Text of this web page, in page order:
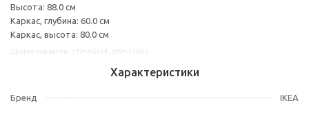
Высота: 88.0 см
Каркас, глубина: 60.0 см
Каркас, высота: 80.0 см
Характеристики
Бренд IKEA